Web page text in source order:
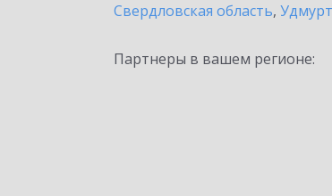
Свердловская область,
Партнеры в вашем регионе: